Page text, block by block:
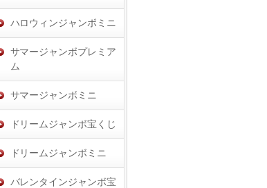
ハロウィンジャンボミニ
サマージャンボプレミア
ム
サマージャンボミニ
ドリームジャンボ宝くじ
ドリームジャンボミニ
バレンタインジャンボ宝